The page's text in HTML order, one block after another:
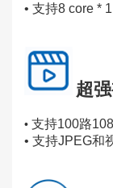
• 支持8 core *
超
• 支持100路
• 支持JPEG和